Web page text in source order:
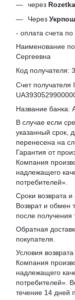
через Rozetka
Через
- оплата счета
Наименование
Сергеевна
Код получателя:
Счет получателя
Название банка:
В случае если
указанный срок,
перенесена на
Гарантия от
Компания
надлежащего
потребителей».
Сроки возврата
Возврат и обмен
после получения
Обратная
покупателя.
Условия
Компания
надлежащего
потребителей».
течение 14 дней